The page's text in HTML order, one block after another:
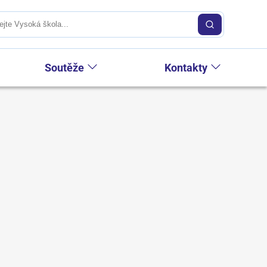
Soutěže Kontakty